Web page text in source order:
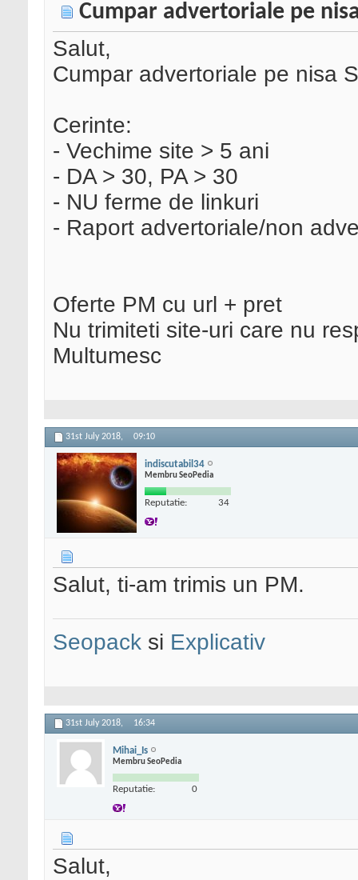
Cumpar advertoriale pe
Salut,
Cumpar advertoriale pe nisa
Cerinte:
- Vechime site > 5 ani
- DA > 30, PA > 30
- NU ferme de linkuri
- Raport advertoriale/non
Oferte PM cu url + pret
Nu trimiteti site-uri care nu
Multumesc
31st July 2018, 09:10
indiscutabil34
Membru SeoPedia
Reputatie: 34
Salut, ti-am trimis un PM.
Seopack si Explicativ
31st July 2018, 16:34
Mihai_Is
Membru SeoPedia
Reputatie: 0
Salut,